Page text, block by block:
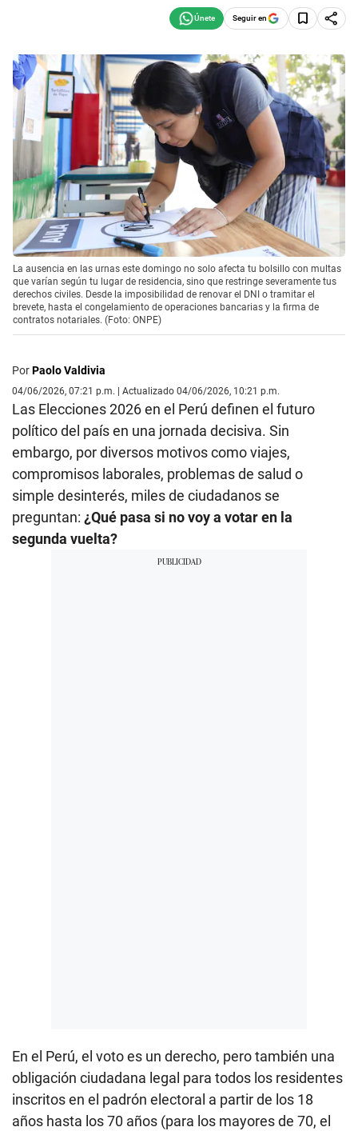
Seguir en
La ausencia en las urnas este domingo no solo afecta tu bolsillo con multas
que varían según tu lugar de residencia, sino que restringe severamente tus
derechos civiles. Desde la imposibilidad de renovar el DNI o tramitar el
brevete, hasta el congelamiento de operaciones bancarias y la firma de
contratos notariales. (Foto: ONPE)
PorPaolo Valdivia
04/06/2026, 07:21 p.m. | Actualizado 04/06/2026, 10:21 p.m.
Las Elecciones 2026 en el Perú definen el futuro
político del país en una jornada decisiva. Sin
embargo, por diversos motivos como viajes,
compromisos laborales, problemas de salud o
simple desinterés, miles de ciudadanos se
preguntan: ¿Qué pasa si no voy a votar en la
segunda vuelta?
En el Perú, el voto es un derecho, pero también una
obligación ciudadana legal para todos los residentes
inscritos en el padrón electoral a partir de los 18
años hasta los 70 años (para los mayores de 70, el